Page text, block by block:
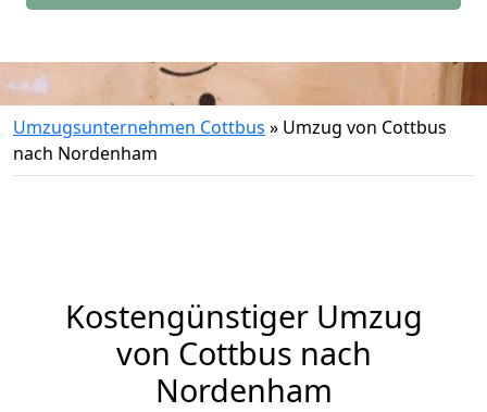
Umzugsunternehmen Cottbus » Umzug von Cottbus
nach Nordenham
Kostengünstiger Umzug
von Cottbus nach
Nordenham